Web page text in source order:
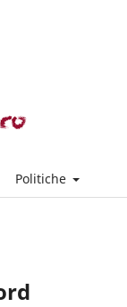
Politiche